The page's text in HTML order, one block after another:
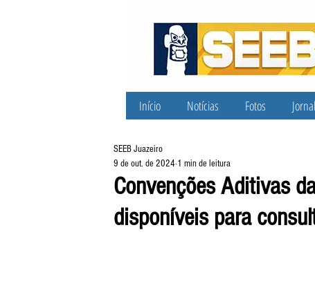
Início Notícias Fotos
Convenções Aditivas
disponíveis para
SEEB Juazeiro
9 de out. de 2024 1 min de leitura